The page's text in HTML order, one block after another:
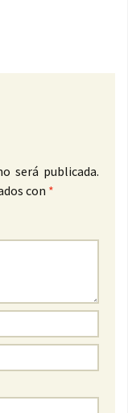
será publicada.
con *